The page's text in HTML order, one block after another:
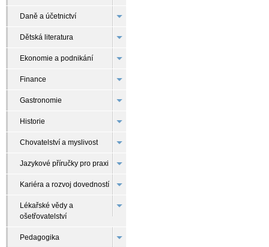
Daně a účetnictví
Dětská literatura
Ekonomie a podnikání
Finance
Gastronomie
Historie
Chovatelství a myslivost
Jazykové příručky pro praxi
Kariéra a rozvoj dovedností
Lékařské vědy a
ošetřovatelství
Pedagogika